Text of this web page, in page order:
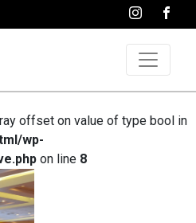
offset on value of type bool in
wp-
on line 8